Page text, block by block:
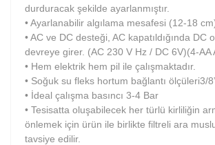
durduracak şekilde ayarlanmıştır.
• Ayarlanabilir algılama mesafesi (12-18
• AC ve DC desteği, AC kapatıldığında DC
devreye girer. (AC 230 V Hz / DC 6V)(4-AA
• Hem elektrik hem pil ile çalışmaktadır.
• Soğuk su fleks hortum bağlantı ölçüleri3/
• İdeal çalışma basıncı 3-4 Bar
• Tesisatta oluşabilecek her türlü kirliliğin
önlemek için ürün ile birlikte filtreli ara
tavsiye edilir.